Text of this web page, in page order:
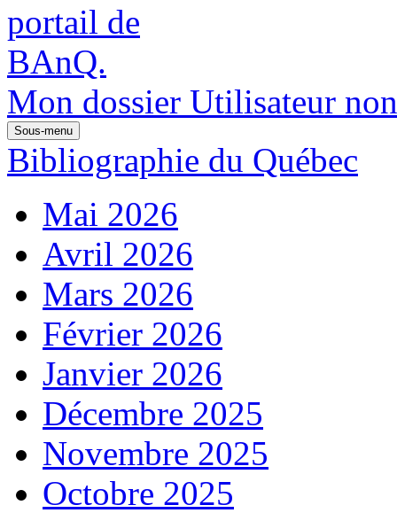
Mon dossier Utilisateur
Sous-menu
Bibliographie du Québec
Mai 2026
Avril 2026
Mars 2026
Février 2026
Janvier 2026
Décembre 2025
Novembre 2025
Octobre 2025